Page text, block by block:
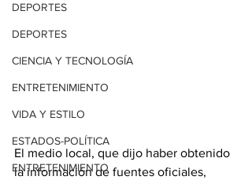
DEPORTES
DEPORTES
CIENCIA Y TECNOLOGÍA
ENTRETENIMIENTO
VIDA Y ESTILO
ESTADOS-POLÍTICA
ENTRETENIMIENTO
El medio local, que dijo haber obtenido
la información de fuentes oficiales,